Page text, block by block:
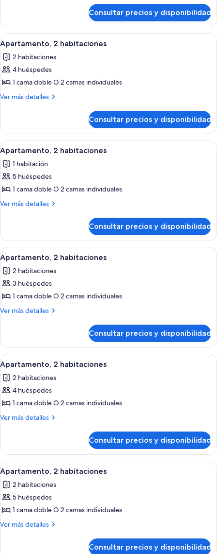
2
habitaciones
Consultar precios y disponibilidad
Abrir
todas
las
fotos
de
Apartamento,
Tabla de planchar con plancha,
14
Apartamento, 2 habitaciones
2 habitaciones
4 huéspedes
1 cama doble O 2 camas individuales
Ver más detalles
Más
2
habitaciones
Consultar precios y disponibilidad
Abrir
todas
las
fotos
de
Apartamento,
Tabla de planchar con plancha,
14
Apartamento, 2 habitaciones
1 habitación
5 huéspedes
1 cama doble O 2 camas individuales
Ver más detalles
Más
2
habitaciones
Consultar precios y disponibilidad
Abrir
todas
las
fotos
de
Apartamento,
Tabla de planchar con plancha,
14
Apartamento, 2 habitaciones
2 habitaciones
3 huéspedes
1 cama doble O 2 camas individuales
Ver más detalles
Más
2
habitaciones
Consultar precios y disponibilidad
Abrir
todas
las
fotos
de
Apartamento,
Tabla de planchar con plancha,
14
Apartamento, 2 habitaciones
2 habitaciones
4 huéspedes
1 cama doble O 2 camas individuales
Ver más detalles
Más
2
habitaciones
Consultar precios y disponibilidad
Abrir
todas
las
fotos
de
Apartamento,
Tabla de planchar con plancha,
14
Apartamento, 2 habitaciones
2 habitaciones
5 huéspedes
1 cama doble O 2 camas individuales
Ver más detalles
Más
Consultar precios y disponibilidad